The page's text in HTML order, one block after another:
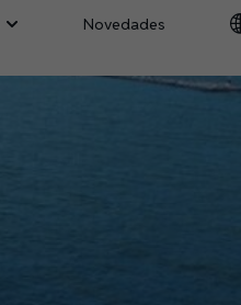
Novedades